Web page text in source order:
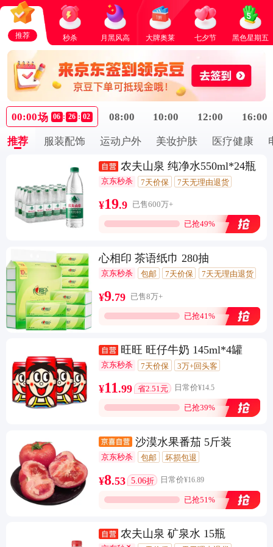
推荐 秒杀 月黑风高 大牌奥莱 七夕节 黑色星期五
00:00场 06 : 26 : 02 08:00 10:00 12:00 16:00
推荐 服装配饰 运动户外 美妆护肤 医疗健康
农夫山泉 纯净水550ml*24瓶
京东秒杀 7天价保
7天无理由退货
¥19.9 已售600万+
已抢49%
心相印 茶语纸巾 280抽
京东秒杀 包邮 7天价保
7天无理由退货
¥9.79 已售8万+
已抢41%
旺旺 旺仔牛奶 145ml*4罐
京东秒杀 7天价保 3万+回头客
¥11.99 省2.51元 日常价¥14.5
已抢39%
沙漠水果番茄 5斤装
京东秒杀 包邮 坏损包退
¥8.53 5.06折 日常价¥16.89
已抢51%
农夫山泉 矿泉水 15瓶